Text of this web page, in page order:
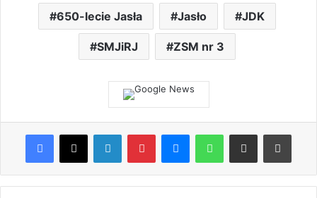
650-lecie Jasła Jasło JDK
SMJiRJ ZSM nr 3
Facebook
X LinkedInPinterestMessengerWhatsAppShare via Email Print